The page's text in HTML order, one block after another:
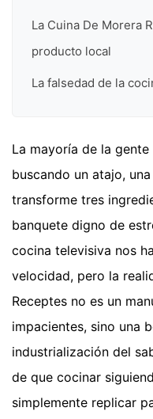
La Cuina De Morera
producto local
La falsedad de la
La mayoría de la
buscando un atajo,
transforme tres
banquete digno de
cocina televisiva nos
velocidad, pero la
Receptes no es un
impacientes, sino una
industrialización del
de que cocinar
simplemente replicar